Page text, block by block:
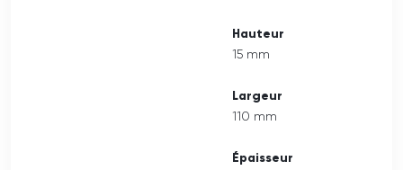
Hauteur
15 mm
Largeur
110 mm
Épaisseur